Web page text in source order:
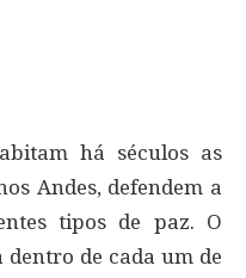
há séculos as
Andes, defendem a
tipos de paz. O
de cada um de